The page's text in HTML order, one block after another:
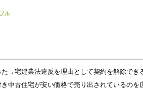
ル
→宅建業法違反を理由として契約を解除でき
中古住宅が安い価格で売り出されているの